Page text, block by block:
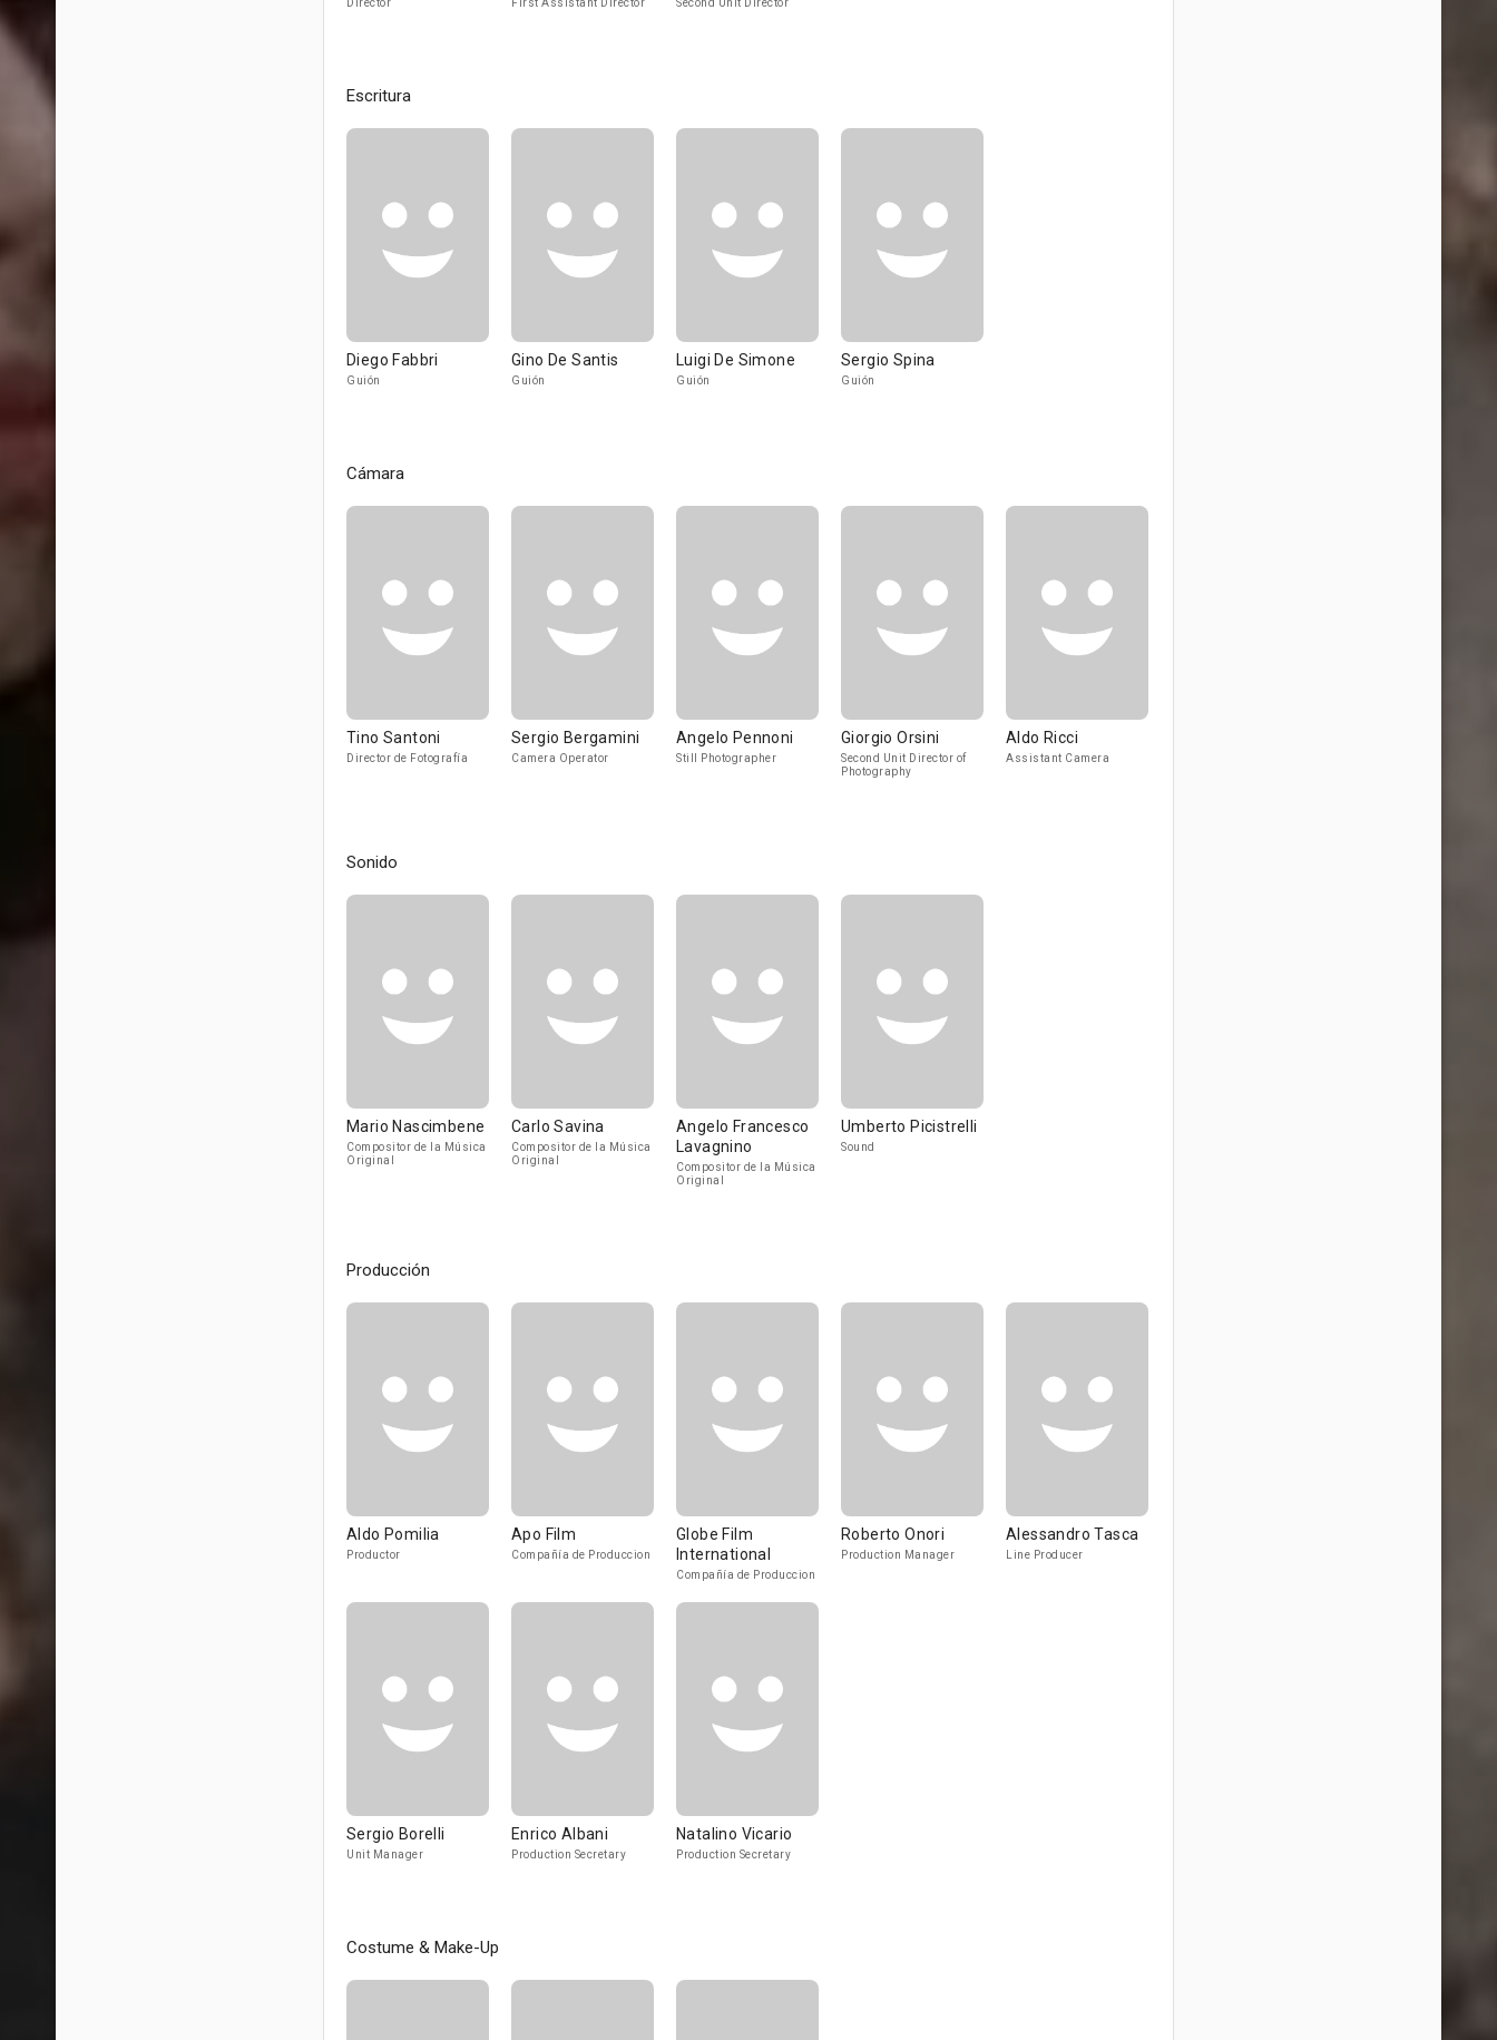
Director First Assistant Director Second Unit Director
Escritura
Diego Fabbri
Guión
Gino De Santis
Guión
Luigi De Simone
Guión
Sergio Spina
Guión
Cámara
Tino Santoni
Director de Fotografía
Sergio Bergamini
Camera Operator
Angelo Pennoni
Still Photographer
Giorgio Orsini
Second Unit Director of
Photography
Aldo Ricci
Assistant Camera
Sonido
Mario Nascimbene
Compositor de la Música
Original
Carlo Savina
Compositor de la Música
Original
Angelo Francesco
Lavagnino
Compositor de la Música
Original
Umberto Picistrelli
Sound
Producción
Aldo Pomilia
Productor
Apo Film
Compañía de Produccion
Globe Film
International
Compañía de Produccion
Roberto Onori
Production Manager
Alessandro Tasca
Line Producer
Sergio Borelli
Unit Manager
Enrico Albani
Production Secretary
Natalino Vicario
Production Secretary
Costume & Make-Up